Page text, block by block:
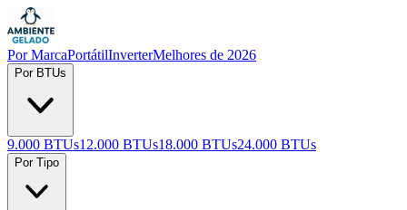
Por MarcaPortátilInverterMelhores de 2026
Por BTUs
9.000 BTUs12.000 BTUs18.000 BTUs24.000 BTUs
Por Tipo